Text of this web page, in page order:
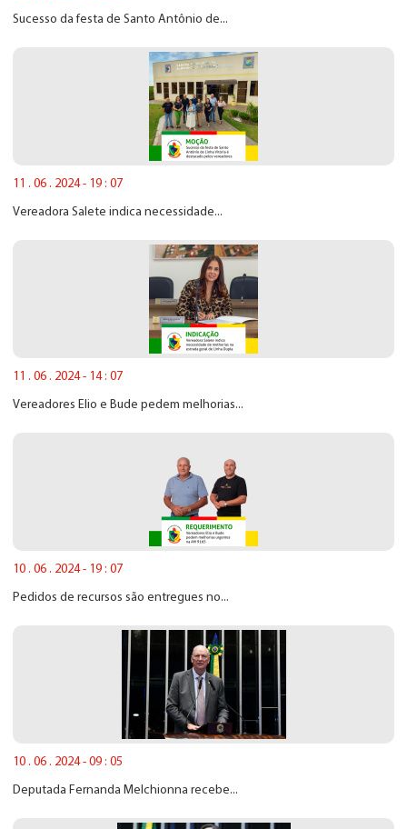
Sucesso da festa de Santo Antônio de...
11 . 06 . 2024 - 19 : 07
Vereadora Salete indica necessidade...
11 . 06 . 2024 - 14 : 07
Vereadores Elio e Bude pedem melhorias...
10 . 06 . 2024 - 19 : 07
Pedidos de recursos são entregues no...
10 . 06 . 2024 - 09 : 05
Deputada Fernanda Melchionna recebe...